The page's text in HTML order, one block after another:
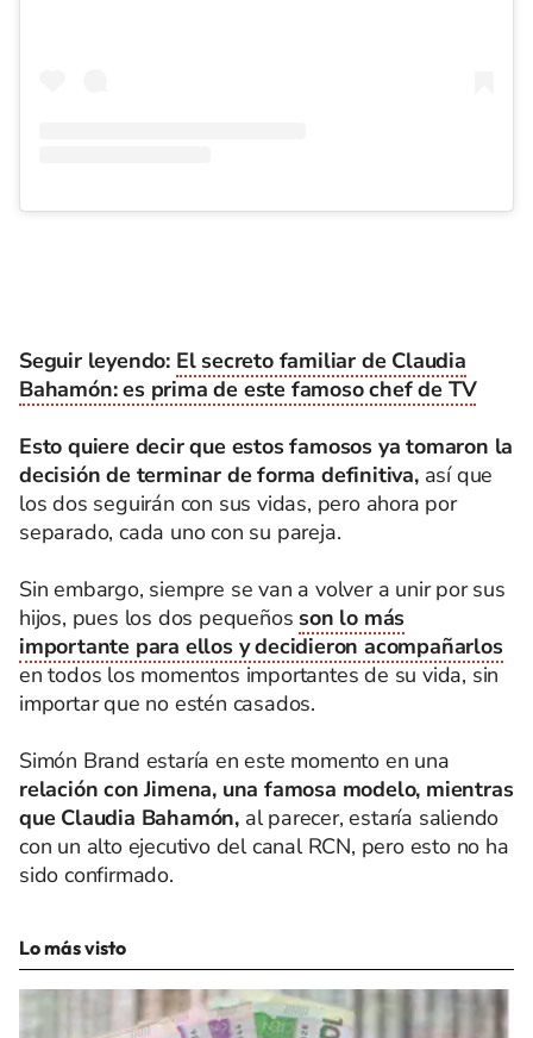
Seguir leyendo: El secreto familiar de Claudia
Bahamón: es prima de este famoso chef de TV
Esto quiere decir que estos famosos ya tomaron la
decisión de terminar de forma definitiva, así que
los dos seguirán con sus vidas, pero ahora por
separado, cada uno con su pareja.
Sin embargo, siempre se van a volver a unir por sus
hijos, pues los dos pequeños son lo más
importante para ellos y decidieron acompañarlos
en todos los momentos importantes de su vida, sin
importar que no estén casados.
Simón Brand estaría en este momento en una
relación con Jimena, una famosa modelo, mientras
que Claudia Bahamón, al parecer, estaría saliendo
con un alto ejecutivo del canal RCN, pero esto no ha
sido confirmado.
Lo más visto